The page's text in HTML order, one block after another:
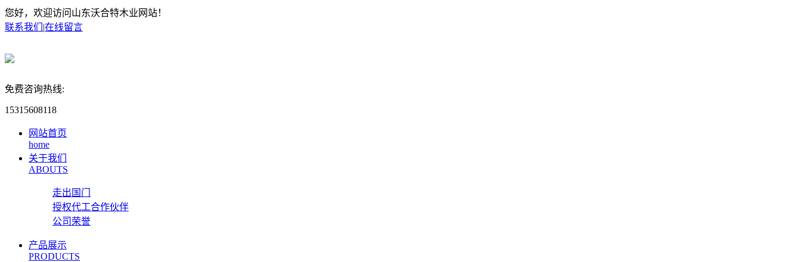
您好，欢迎访问山东沃合特木业网站！
联系我们 |在线留言
免费咨询热线:
15315608118
网站首页
home
关于我们
ABOUTS
走出国门
授权代工合作伙伴
公司荣誉
产品展示
PRODUCTS